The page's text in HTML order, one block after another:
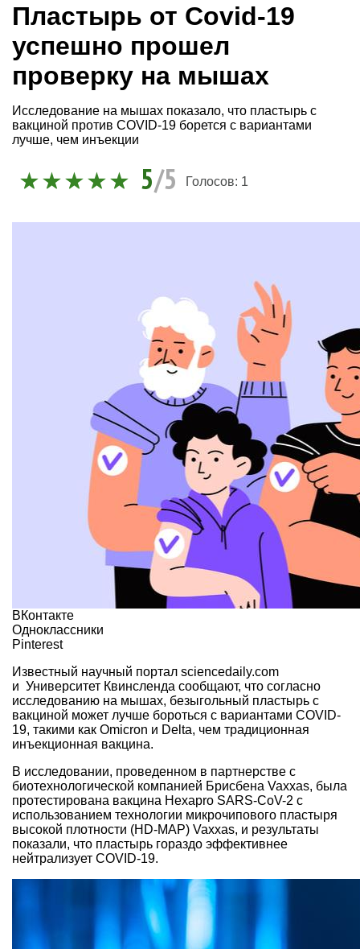
Пластырь от Covid-19
успешно прошел
проверку на мышах
Исследование на мышах показало, что пластырь с
вакциной против COVID-19 борется с вариантами
лучше, чем инъекции
5/5 Голосов: 1
ВКонтакте
Одноклассники
Pinterest
Известный научный портал sciencedaily.com
и Университет Квинсленда сообщают, что согласно
исследованию на мышах, безыгольный пластырь с
вакциной может лучше бороться с вариантами COVID-
19, такими как Omicron и Delta, чем традиционная
инъекционная вакцина.
В исследовании, проведенном в партнерстве с
биотехнологической компанией Брисбена Vaxxas, была
протестирована вакцина Hexapro SARS-CoV-2 с
использованием технологии микрочипового пластыря
высокой плотности (HD-MAP) Vaxxas, и результаты
показали, что пластырь гораздо эффективнее
нейтрализует COVID-19.